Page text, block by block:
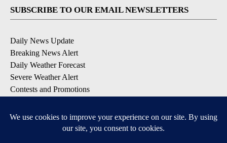
SUBSCRIBE TO OUR EMAIL NEWSLETTERS
Daily News Update
Breaking News Alert
Daily Weather Forecast
Severe Weather Alert
Contests and Promotions